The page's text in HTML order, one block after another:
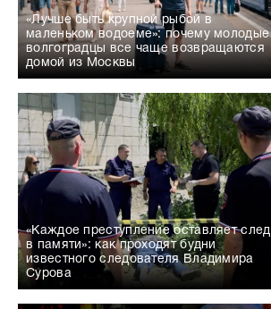
«Лучше быть крупной рыбой в
маленьком водоеме»: почему молодые
волгоградцы все чаще возвращаются
домой из Москвы
«Каждое преступление оставляет след
в памяти»: как проходят будни
известного следователя Владимира
Сурова